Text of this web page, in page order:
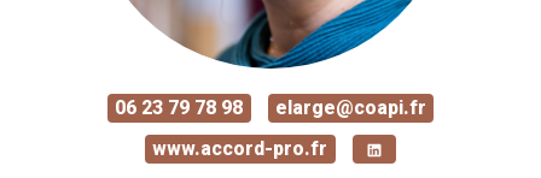
06 23 79 78 98
elarge@coapi.fr
www.accord-pro.fr